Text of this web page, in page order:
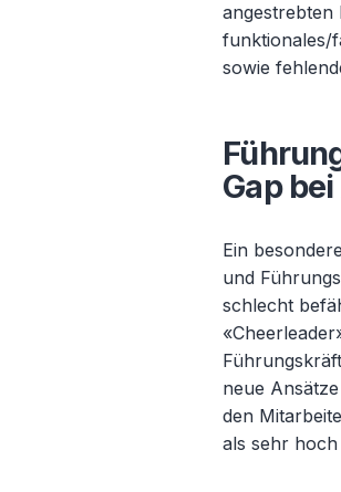
angestrebten
funktionales/
sowie
Gap
Ein
und
schlecht
neue
den
als sehr